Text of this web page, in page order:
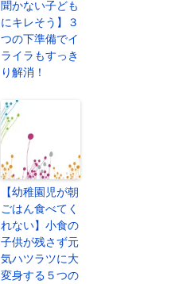
聞かない子ども
にキレそう】３
つの下準備でイ
ライラもすっき
り解消！
【幼稚園児が朝
ごはん食べてく
れない】小食の
子供が残さず元
気ハツラツに大
変身する５つの